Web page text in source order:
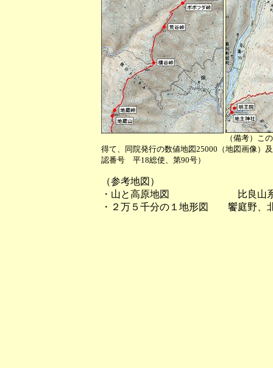
（備考）こ
得て、同院発行の数値地図25000（地図画像）
認番号 平18総使、第90号）
（参考地図）
・山と高原地図 比良山系
・２万５千分の１地形図 饗庭野、